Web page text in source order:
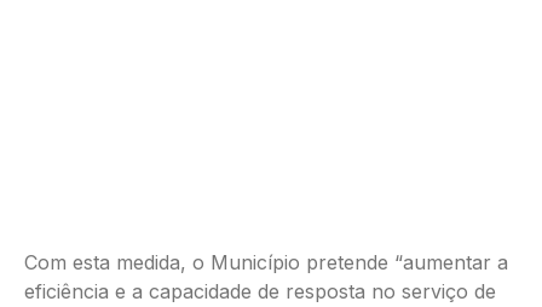
Com esta medida, o Município pretende “aumentar a
eficiência e a capacidade de resposta no serviço de